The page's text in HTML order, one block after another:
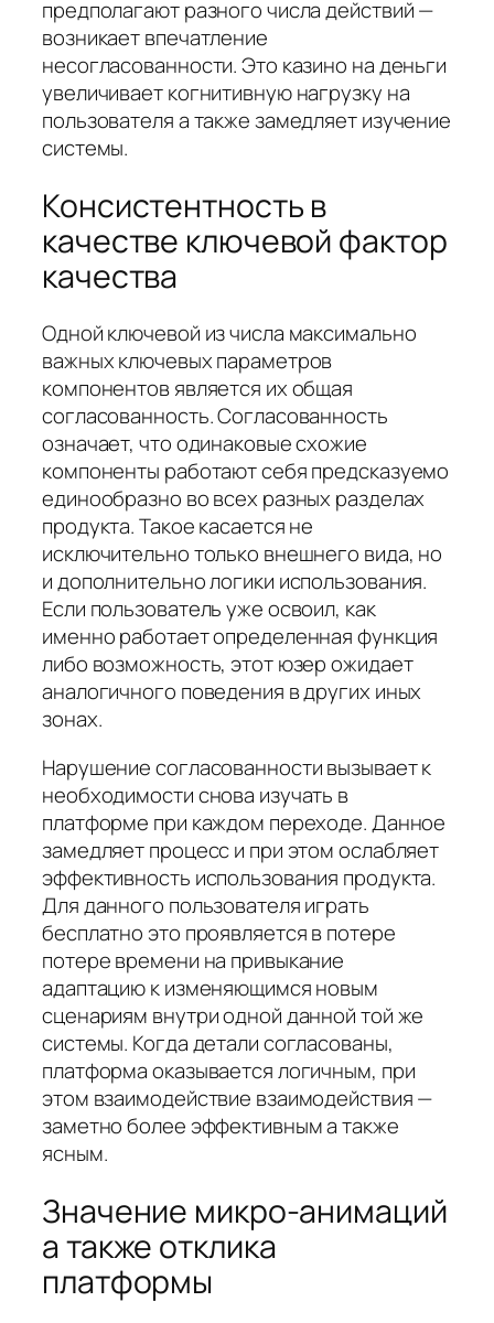
предполагают разного числа действий —
возникает впечатление
несогласованности. Это казино на деньги
увеличивает когнитивную нагрузку на
пользователя а также замедляет изучение
системы.
Консистентность в
качестве ключевой фактор
качества
Одной ключевой из числа максимально
важных ключевых параметров
компонентов является их общая
согласованность. Согласованность
означает, что одинаковые схожие
компоненты работают себя предсказуемо
единообразно во всех разных разделах
продукта. Такое касается не
исключительно только внешнего вида, но
и дополнительно логики использования.
Если пользователь уже освоил, как
именно работает определенная функция
либо возможность, этот юзер ожидает
аналогичного поведения в других иных
зонах.
Нарушение согласованности вызывает к
необходимости снова изучать в
платформе при каждом переходе. Данное
замедляет процесс и при этом ослабляет
эффективность использования продукта.
Для данного пользователя играть
бесплатно это проявляется в потере
потере времени на привыкание
адаптацию к изменяющимся новым
сценариям внутри одной данной той же
системы. Когда детали согласованы,
платформа оказывается логичным, при
этом взаимодействие взаимодействия —
заметно более эффективным а также
ясным.
Значение микро-анимаций
а также отклика
платформы